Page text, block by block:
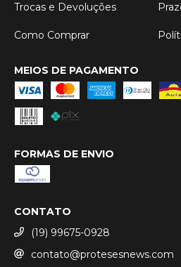
Trocas e Devoluções
Como Comprar
MEIOS DE PAGAMENTO
FORMAS DE ENVIO
CONTATO
(19) 99675-0928
contato@protesesnews.com